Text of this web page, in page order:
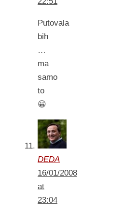
Putovala
bih
…
ma
samo
to
😀
DEDA
16/01/2008
at
23:04